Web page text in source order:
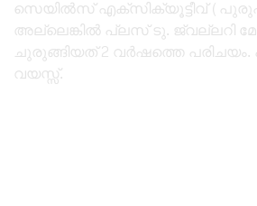
​സെയിൽസ് എക്സിക്യൂട്ടീവ്
അല്ലെങ്കിൽ പ്ലസ് ടു. ജ്വല്ലറി
ചുരുങ്ങിയത് 2 വർഷത്തെ പരിചയം.
വയസ്സ്.